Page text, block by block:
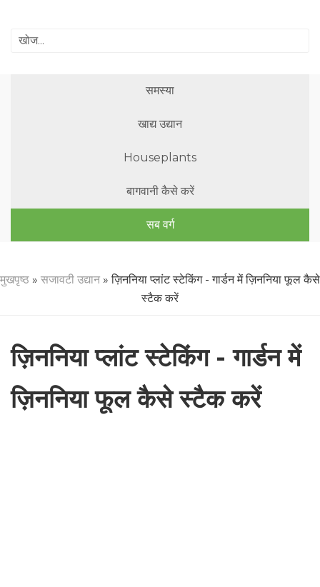
समस्या
खाद्य उद्यान
Houseplants
बागवानी कैसे करें
सब वर्ग
मुखपृष्ठ » सजावटी उद्यान » ज़िननिया प्लांट स्टेकिंग - गार्डन में ज़िननिया फूल कैसे
स्टैक करें
ज़िननिया प्लांट स्टेकिंग - गार्डन में
ज़िननिया फूल कैसे स्टैक करें